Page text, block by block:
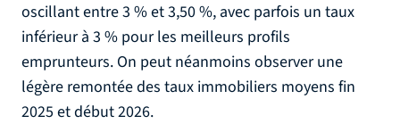
oscillant entre 3 % et 3,50 %, avec parfois un taux
inférieur à 3 % pour les meilleurs profils
emprunteurs. On peut néanmoins observer une
légère remontée des taux immobiliers moyens fin
2025 et début 2026.